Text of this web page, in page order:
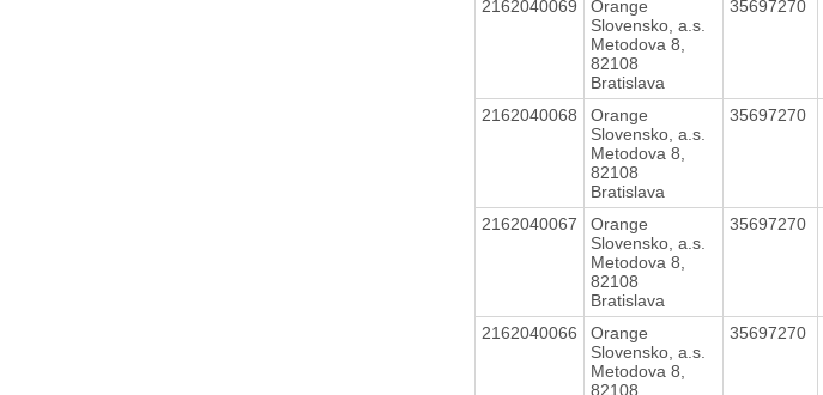
2162040069
Orange
Slovensko, a.s.
Metodova 8,
82108
Bratislava
35697270
2162040068
Orange
Slovensko, a.s.
Metodova 8,
82108
Bratislava
35697270
2162040067
Orange
Slovensko, a.s.
Metodova 8,
82108
Bratislava
35697270
2162040066
Orange
Slovensko, a.s.
Metodova 8,
82108
35697270